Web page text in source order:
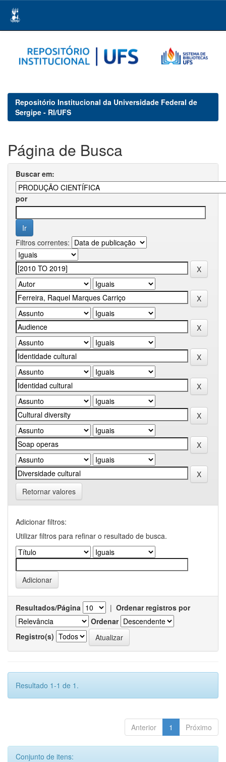
navigation
Repositório Institucional da Universidade Federal de
Sergipe - RI/UFS
Página de Busca
Buscar em:
por
Filtros correntes:
Retornar valores
Adicionar filtros:
Utilizar filtros para refinar o resultado de busca.
Resultados/Página | Ordenar registros por
Ordenar
Registro(s)
Resultado 1-1 de 1.
Anterior 1 Próximo
Conjunto de itens: